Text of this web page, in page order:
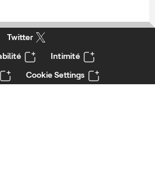
Twitter
Intimité
Cookie Settings